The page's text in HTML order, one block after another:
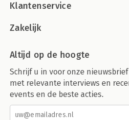
Klantenservice
Zakelijk
Altijd op de hoogte
Schrijf u in voor onze
met relevante interviews en
events en de beste acties.